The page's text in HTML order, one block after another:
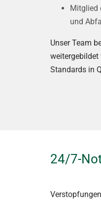
Mitglied
und
Unser Team
weitergebildet
Standards in
24/7-